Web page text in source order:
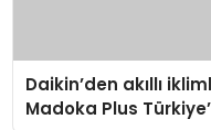
Daikin’den akıllı
Madoka Plus